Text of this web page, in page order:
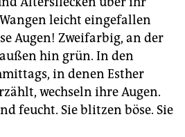
leicht eingefallen
Augen! Zweifarbig, an der
hin grün. In den
in denen Esther
wechseln ihre Augen.
feucht. Sie blitzen böse. Sie